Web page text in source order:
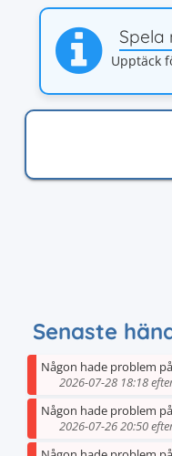
Spela
Upptäck
Senaste
Någon hade problem
2026-07-28 18:18
Någon hade problem
2026-07-26 20:50